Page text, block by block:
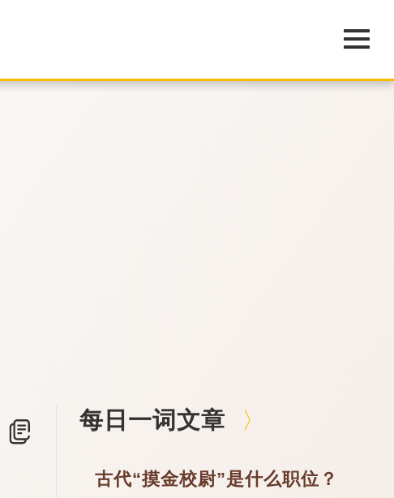
每日一词文章
古代“摸金校尉”是什么职位？